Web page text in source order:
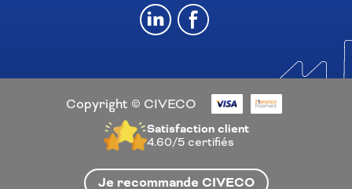
Copyright © CIVECO
Satisfaction client
4.60/5certifiés
Je recommande CIVECO